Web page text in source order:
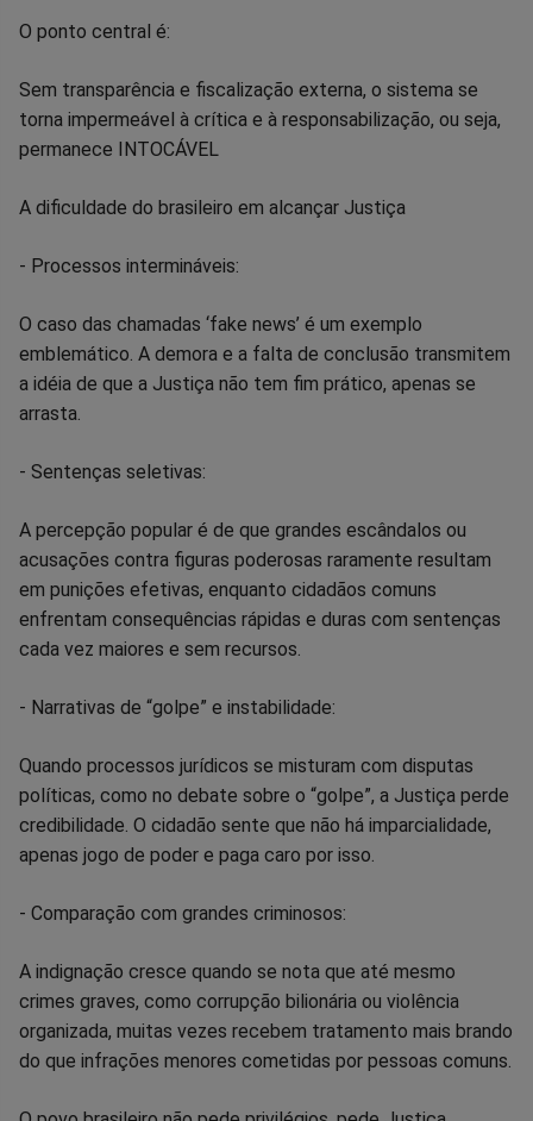
O ponto central é:
Sem transparência e fiscalização externa, o sistema se
torna impermeável à crítica e à responsabilização, ou seja,
permanece INTOCÁVEL
A dificuldade do brasileiro em alcançar Justiça
- Processos intermináveis:
O caso das chamadas ‘fake news’ é um exemplo
emblemático. A demora e a falta de conclusão transmitem
a idéia de que a Justiça não tem fim prático, apenas se
arrasta.
- Sentenças seletivas:
A percepção popular é de que grandes escândalos ou
acusações contra figuras poderosas raramente resultam
em punições efetivas, enquanto cidadãos comuns
enfrentam consequências rápidas e duras com sentenças
cada vez maiores e sem recursos.
- Narrativas de “golpe” e instabilidade:
Quando processos jurídicos se misturam com disputas
políticas, como no debate sobre o “golpe”, a Justiça perde
credibilidade. O cidadão sente que não há imparcialidade,
apenas jogo de poder e paga caro por isso.
- Comparação com grandes criminosos:
A indignação cresce quando se nota que até mesmo
crimes graves, como corrupção bilionária ou violência
organizada, muitas vezes recebem tratamento mais brando
do que infrações menores cometidas por pessoas comuns.